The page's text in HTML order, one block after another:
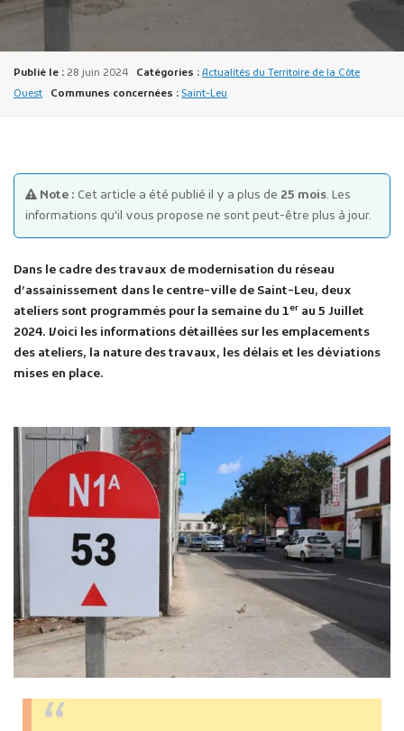
Marchés publics
Projets financés par l'Europe
Plans d'accès
Publié le : 28 juin 2024 Catégories : Actualités du Territoire de la Côte
Ouest
Communes concernées : Saint-Leu
Note : Cet article a été publié il y a plus de 25 mois. Les
informations qu'il vous propose ne sont peut-être plus à jour.
Dans le cadre des travaux de modernisation du réseau
d’assainissement dans le centre-ville de Saint-Leu, deux
ateliers sont programmés pour la semaine du 1er au 5 Juillet
2024. Voici les informations détaillées sur les emplacements
des ateliers, la nature des travaux, les délais et les déviations
mises en place.